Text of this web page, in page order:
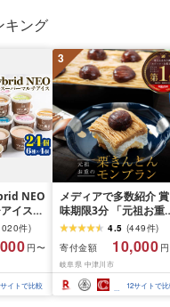
キング
NEO
イス
4個 |
ャラ
コ いち
ップ ス
田乳業
ふるさ
件)
円〜
サイトで比較
3
メディアで多数紹介 賞
味期限3分 「元祖お重
栗きんとんモンブラン
未来のご褒美 スイーツ
栗 モンブラン くりき
とん デザート ご褒美
取り寄せ くり お菓子
4.5 (449件)
寄付金額
10,000
岐阜県 中津川市
12サイトで